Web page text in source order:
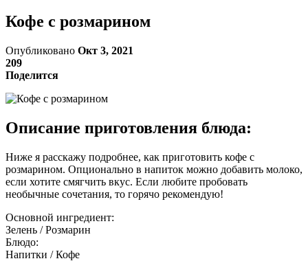
Кофе с розмарином
Опубликовано Окт 3, 2021
209
Поделится
Описание приготовления блюда:
Ниже я расскажу подробнее, как приготовить кофе с
розмарином. Опционально в напиток можно добавить молоко,
если хотите смягчить вкус. Если любите пробовать
необычные сочетания, то горячо рекомендую!
Основной ингредиент:
Зелень / Розмарин
Блюдо:
Напитки / Кофе